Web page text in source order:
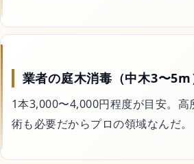
サ
業者の庭木消毒（中木3〜5m
1本3,000〜4,000円程度が目安。高
術も必要だからプロの領域なんだ。